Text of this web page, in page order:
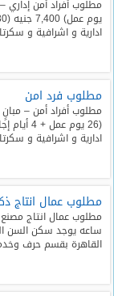
ادارية و اشرافية و
مطلوب فرد امن
ادارية و اشرافية و
مطلوب عمال انتاج
القاهرة بقسم حرف